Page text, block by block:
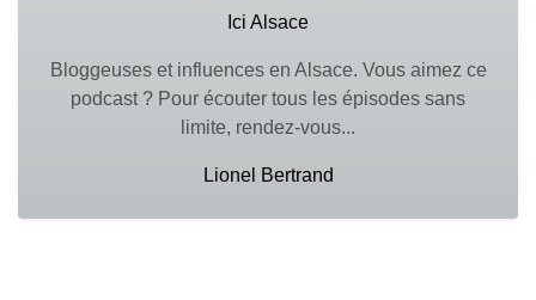
Ici Alsace
Bloggeuses et influences en Alsace. Vous aimez ce
podcast ? Pour écouter tous les épisodes sans
limite, rendez-vous...
Lionel Bertrand